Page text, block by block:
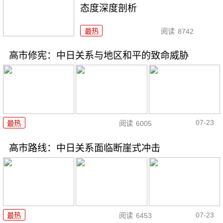
态度深度剖析
最热 阅读 8742
高市修宪：中日关系与地区和平的致命威胁
最热 阅读 6005 07-23
高市路线：中日关系面临断崖式冲击
最热 阅读 6453 07-23